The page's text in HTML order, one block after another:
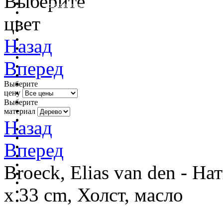
очистить фильтр цвета
цвет
Назад
Вперед
Выберите
цену
Выберите
материал
Назад
Вперед
Broeck, Elias van den -
x 33 cm, Холст, масло